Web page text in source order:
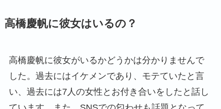
高橋慶帆に彼女はいるの？
高橋慶帆に彼女がいるかどうかは分かりませんで
した。過去にはイケメンであり、モテていたと言
い、過去には7人の女性とお付き合いをしたと話し